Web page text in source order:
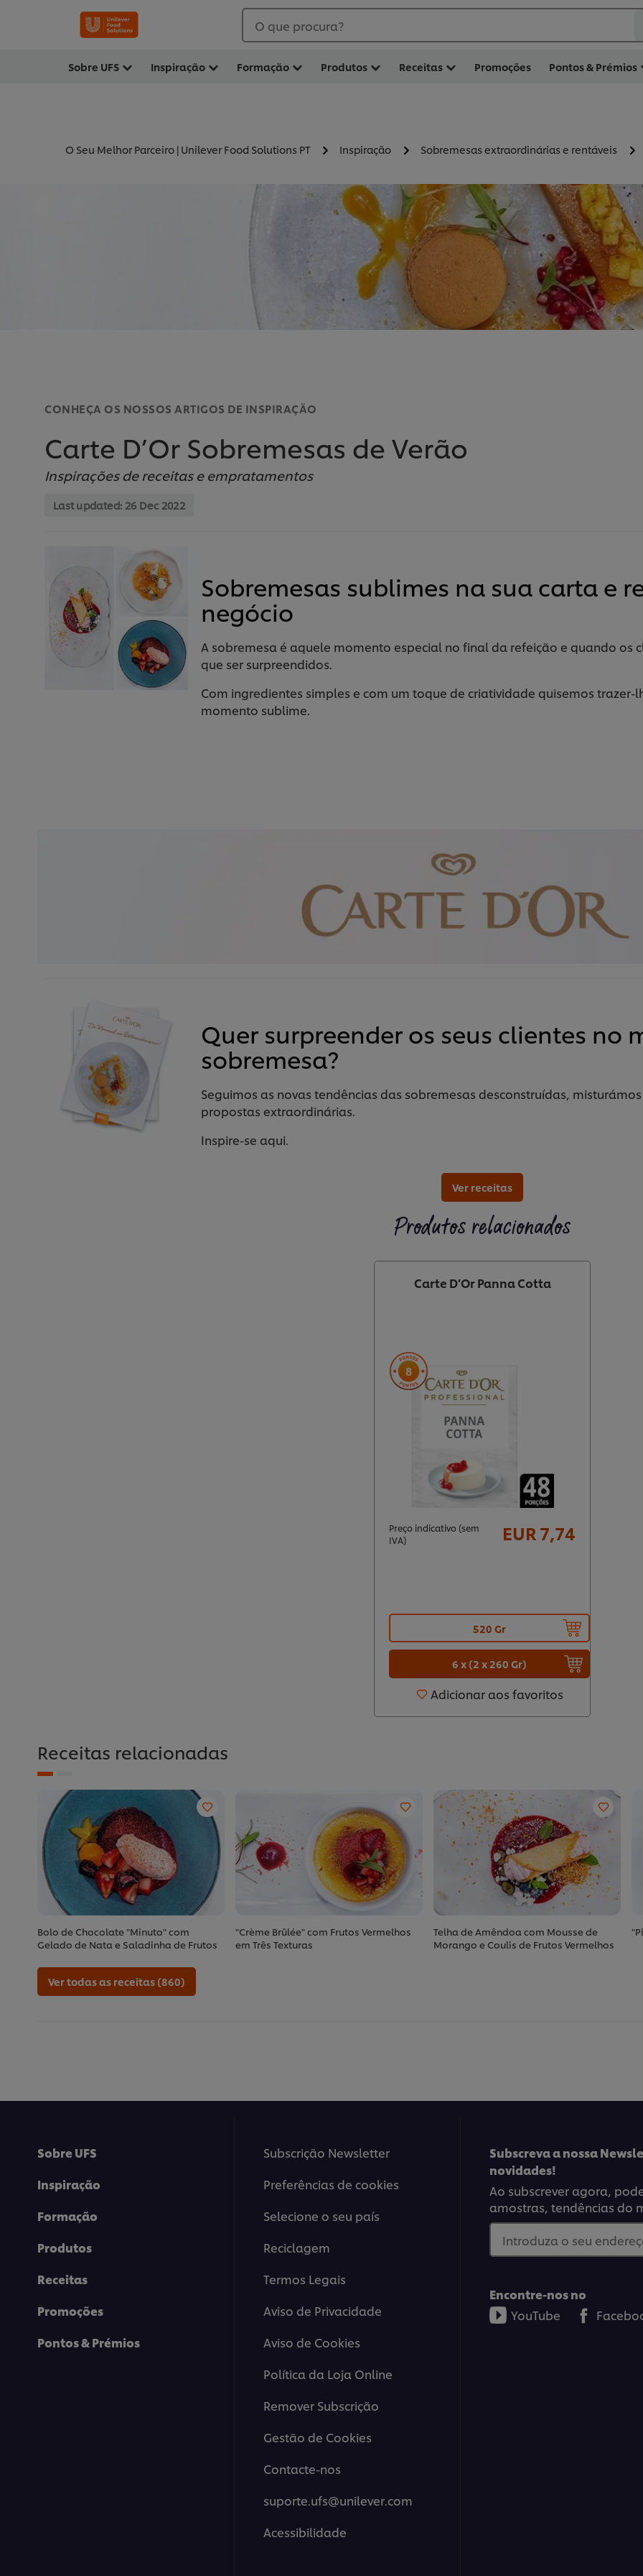
O que procura?
Sobre UFS Inspiração Formação Produtos Receitas Promoções Pontos & Prémios
O Seu Melhor Parceiro | Unilever Food Solutions PT Inspiração Sobremesas extraordinárias e rentáveis
CONHEÇA OS NOSSOS ARTIGOS DE INSPIRAÇÃO
Carte D’Or Sobremesas de Verão
Inspirações de receitas e empratamentos
Last updated: 26 Dec 2022
Sobremesas sublimes na sua carta e
negócio
A sobremesa é aquele momento especial no final da refeição e quando os
que ser surpreendidos.
Com ingredientes simples e com um toque de criatividade quisemos
momento sublime.
Quer surpreender os seus clientes no
sobremesa?
Seguimos as novas tendências das sobremesas desconstruídas,
propostas extraordinárias.
Inspire-se aqui.
Ver receitas
Produtos relacionados
Carte D’Or Panna Cotta
8
Preço indicativo (sem
IVA)
EUR 7,74
520 Gr
6 x (2 x 260 Gr)
Adicionar aos favoritos
Receitas relacionadas
Bolo de Chocolate "Minuto" com
Gelado de Nata e Saladinha de Frutos
"Crème Brûlée" com Frutos Vermelhos
em Três Texturas
Telha de Amêndoa com Mousse de
Morango e Coulis de Frutos Vermelhos
Ver todas as receitas (860)
Sobre UFS
Inspiração
Formação
Produtos
Receitas
Promoções
Pontos & Prémios
Subscrição Newsletter
Preferências de cookies
Selecione o seu país
Reciclagem
Termos Legais
Aviso de Privacidade
Aviso de Cookies
Política da Loja Online
Remover Subscrição
Gestão de Cookies
Contacte-nos
suporte.ufs@unilever.com
Acessibilidade
Subscreva a nossa
novidades!
Ao subscrever agora,
amostras, tendências do
Introduza o seu
Encontre-nos no
YouTube